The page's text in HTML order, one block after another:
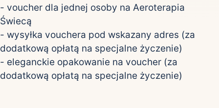
- voucher dla jednej osoby na Aeroterapia
Świecą
- wysyłka vouchera pod wskazany adres (za
dodatkową opłatą na specjalne życzenie)
- eleganckie opakowanie na voucher (za
dodatkową opłatą na specjalne życzenie)